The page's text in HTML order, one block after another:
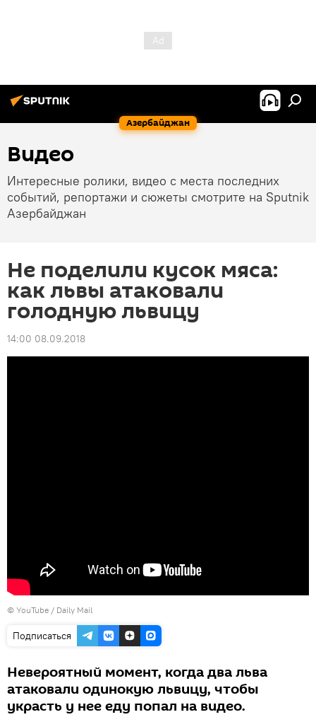
Азербайджан
Видео
Интересные ролики, видео с места последних
событий, репортажи и сюжеты смотрите на Sputnik
Азербайджан
Не поделили кусок мяса:
как львы атаковали
голодную львицу
14:00 08.09.2018
© YouTube / Daily Mail
Подписаться
Невероятный момент, когда два льва
атаковали одинокую львицу, чтобы
украсть у нее еду попал на видео.